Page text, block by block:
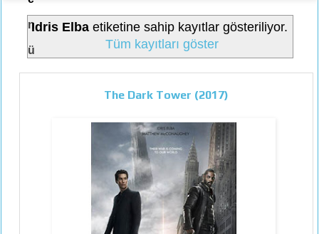
n
ü
Idris Elba etiketine sahip kayıtlar gösteriliyor.
Tüm kayıtları göster
The Dark Tower (2017)